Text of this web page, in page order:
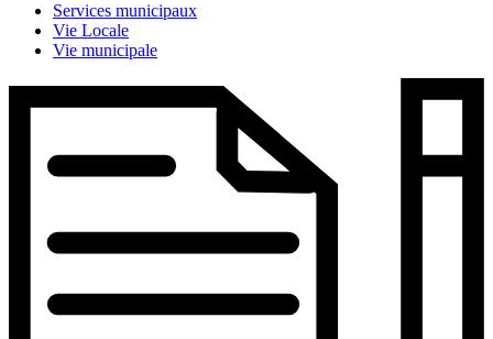
Services municipaux
Vie Locale
Vie municipale